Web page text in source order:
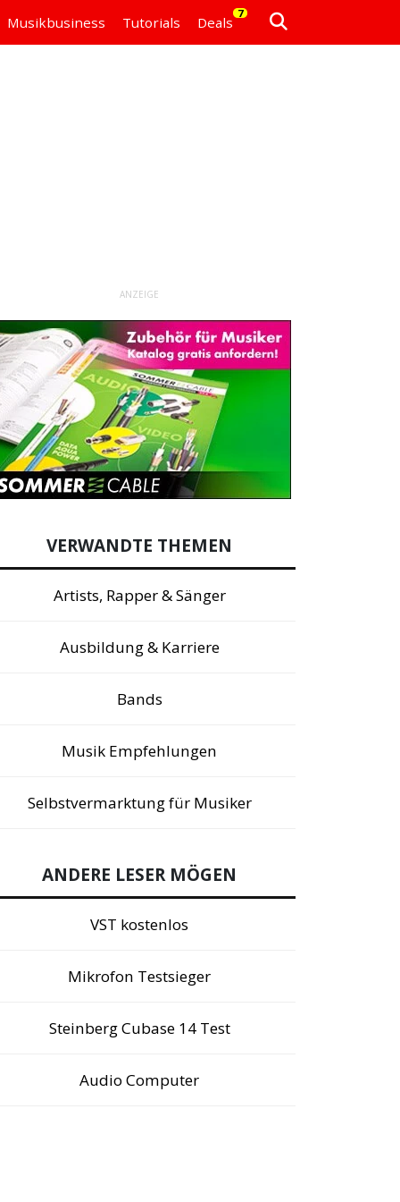
Musikbusiness Tutorials Deals
7
ANZEIGE
VERWANDTE THEMEN
Artists, Rapper & Sänger
Ausbildung & Karriere
Bands
Musik Empfehlungen
Selbstvermarktung für Musiker
ANDERE LESER MÖGEN
VST kostenlos
Mikrofon Testsieger
Steinberg Cubase 14 Test
Audio Computer